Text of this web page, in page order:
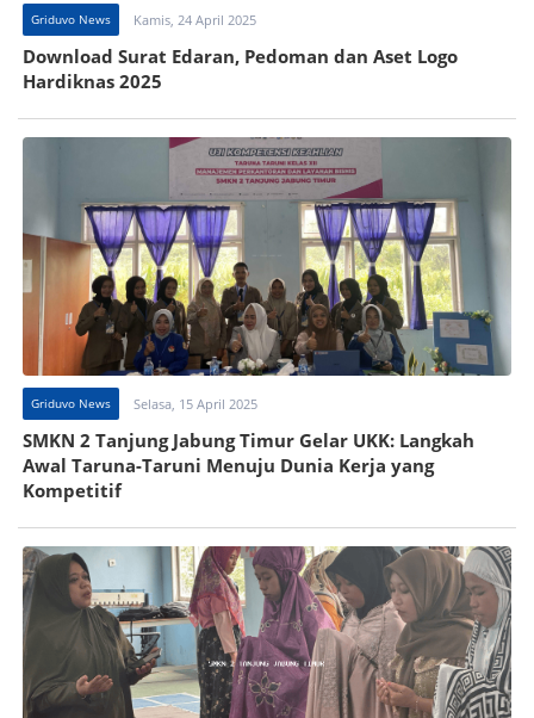
Griduvo News Kamis, 24 April 2025
Download Surat Edaran, Pedoman dan Aset Logo
Hardiknas 2025
Griduvo News Selasa, 15 April 2025
SMKN 2 Tanjung Jabung Timur Gelar UKK: Langkah
Awal Taruna-Taruni Menuju Dunia Kerja yang
Kompetitif